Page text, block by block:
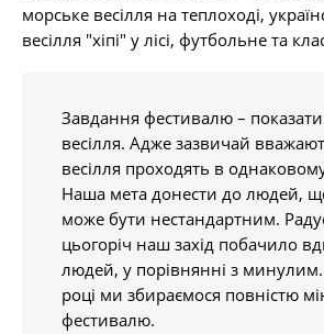
морське весілля на теплоході,
весілля "хіпі" у лісі, футбольне та
Завдання фестивалю – показати
весілля. Адже зазвичай
весілля проходять в
Наша мета донести до людей,
може бути нестандартним.
цьогоріч наш захід побачило
людей, у порівнянні з
році ми збираємося повністю
фестивалю.